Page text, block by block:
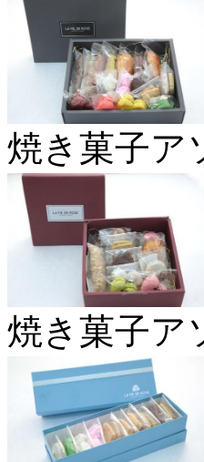
焼き菓子ア
焼き菓子ア